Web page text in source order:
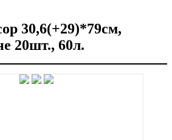
30,6(+29)*79см,
20шт., 60л.